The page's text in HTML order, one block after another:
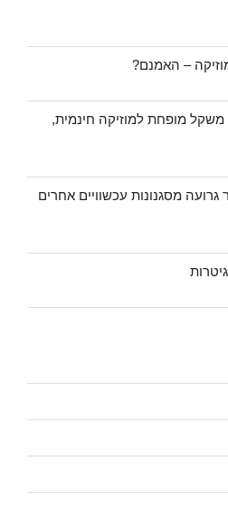
– האמנם?
משקל מופחת למוזיקה חינמית,
גרועה מסגנונות עכשוויים אחרים